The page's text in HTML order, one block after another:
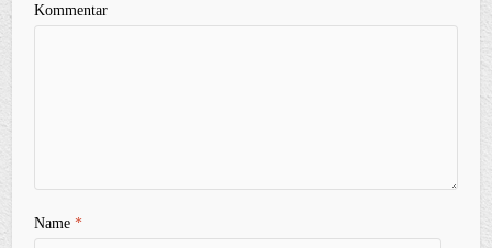
Kommentar
Name*